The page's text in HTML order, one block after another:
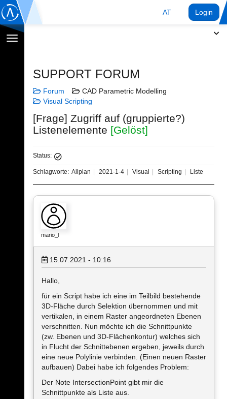
AT Login
Navigation
SUPPORT FORUM
Forum
CAD Parametric Modelling
Visual Scripting
[Frage] Zugriff auf (gruppierte?)
Listenelemente [Gelöst]
Status:
Schlagworte: Allplan 2021-1-4 Visual Scripting Liste
mario_l
15.07.2021 - 10:16
Hallo,
für ein Script habe ich eine im Teilbild bestehende
3D-Fläche durch Selektion übernommen und mit
vertikalen, in einem Raster angeordneten Ebenen
verschnitten. Nun möchte ich die Schnittpunkte
(zw. Ebenen und 3D-Flächenkontur) welches sich
in Flucht der Schnittebenen ergeben, jeweils durch
eine neue Polylinie verbinden. (Einen neuen Raster
aufbauen) Dabei habe ich folgendes Problem:
Der Note IntersectionPoint gibt mir die
Schnittpunkte als Liste aus.